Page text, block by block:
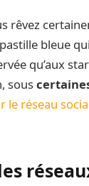
rêvez
bleue
qu’aux
sous
le réseau